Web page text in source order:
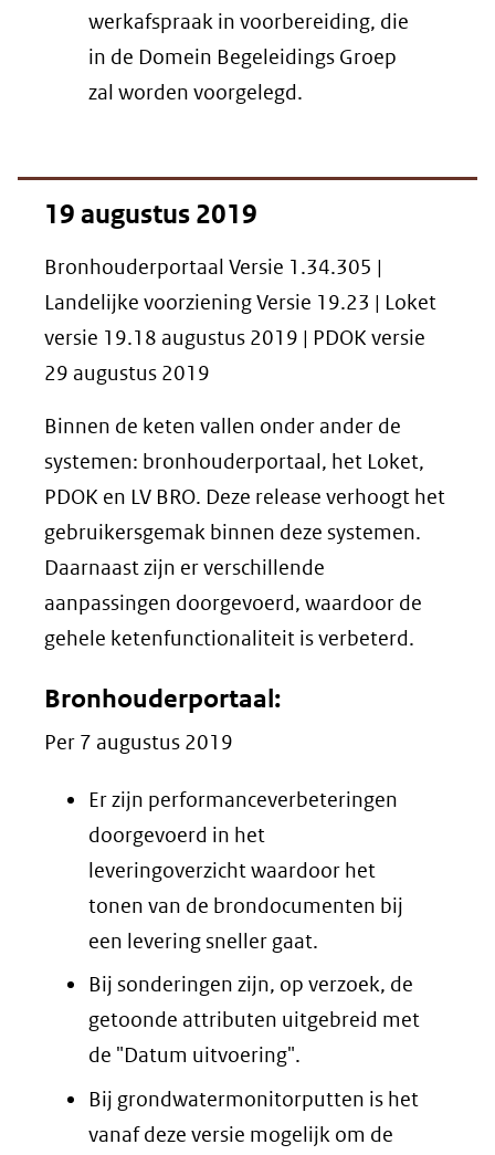
werkafspraak in voorbereiding, die
in de Domein Begeleidings Groep
zal worden voorgelegd.
19 augustus 2019
Bronhouderportaal Versie 1.34.305 |
Landelijke voorziening Versie 19.23 | Loket
versie 19.18 augustus 2019 | PDOK versie
29 augustus 2019
Binnen de keten vallen onder ander de
systemen: bronhouderportaal, het Loket,
PDOK en LV BRO. Deze release verhoogt het
gebruikersgemak binnen deze systemen.
Daarnaast zijn er verschillende
aanpassingen doorgevoerd, waardoor de
gehele ketenfunctionaliteit is verbeterd.
Bronhouderportaal:
Per 7 augustus 2019
Er zijn performanceverbeteringen
doorgevoerd in het
leveringoverzicht waardoor het
tonen van de brondocumenten bij
een levering sneller gaat.
Bij sonderingen zijn, op verzoek, de
getoonde attributen uitgebreid met
de "Datum uitvoering".
Bij grondwatermonitorputten is het
vanaf deze versie mogelijk om de